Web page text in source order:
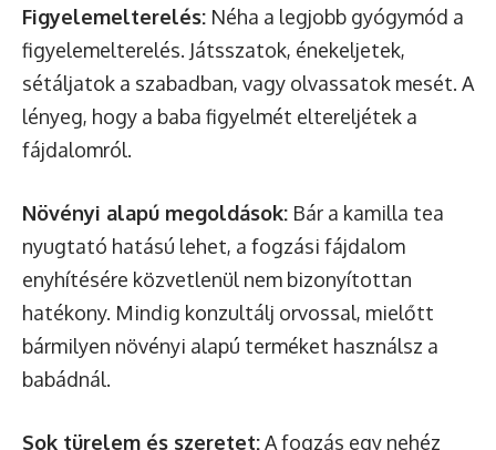
Figyelemelterelés: Néha a legjobb gyógymód a
figyelemelterelés. Játsszatok, énekeljetek,
sétáljatok a szabadban, vagy olvassatok mesét. A
lényeg, hogy a baba figyelmét eltereljétek a
fájdalomról.
Növényi alapú megoldások: Bár a kamilla tea
nyugtató hatású lehet, a fogzási fájdalom
enyhítésére közvetlenül nem bizonyítottan
hatékony. Mindig konzultálj orvossal, mielőtt
bármilyen növényi alapú terméket használsz a
babádnál.
Sok türelem és szeretet:A fogzás egy nehéz